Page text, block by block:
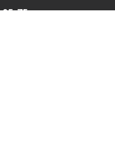
05-75